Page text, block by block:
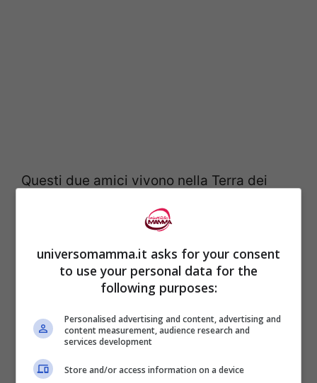
Questi due amici vivono nella Terra dei
Surgelati e ambiscono a diventare chef,
solo che hanno un problema con le cose
che cucinano, perché sono fatte di
ghiaccio.
Ad un certo punto vengonoassunti dalla
proprietaria di un supermercato,
interpretata da Michelle Obama, appunto.
universomamma.it asks for your consent
to use your personal data for the
following purposes:
Personalised advertising and content, advertising and
content measurement, audience research and
services development
Store and/or access information on a device